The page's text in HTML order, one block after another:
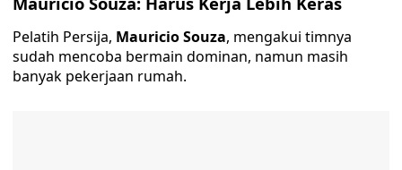
Pelatih Persija, Mauricio Souza, mengakui timnya
sudah mencoba bermain dominan, namun masih
banyak pekerjaan rumah.